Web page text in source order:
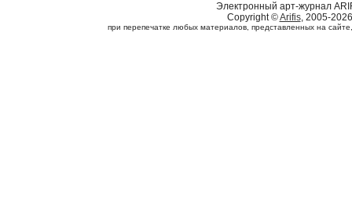
Электронный арт-журнал
Copyright ©Arifis, 2005-2026
при перепечатке любых материалов, представленных на